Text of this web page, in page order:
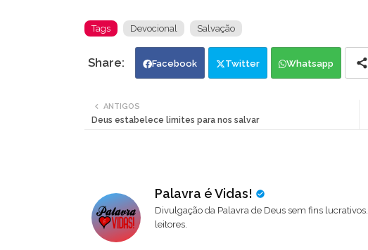
Tags Devocional Salvação
Facebook Twitter Whatsapp
ANTIGOS
Deus estabelece limites para nos salvar
Palavra é Vidas!
Divulgação da Palavra de Deus sem fins
leitores.